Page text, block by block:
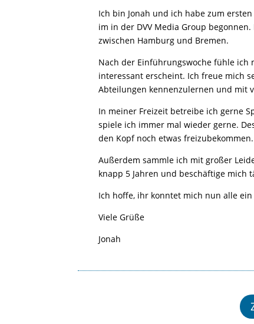
Ich bin Jonah und ich habe zum
im in der DVV Media Group
zwischen Hamburg und Bremen.
Nach der Einführungswoche fühle ich
interessant erscheint. Ich freue mich
Abteilungen kennenzulernen und mit
In meiner Freizeit betreibe ich gerne
spiele ich immer mal wieder gerne.
den Kopf noch etwas freizubekommen.
Außerdem sammle ich mit großer
knapp 5 Jahren und beschäftige mich
Ich hoffe, ihr konntet mich nun alle
Viele Grüße
Jonah